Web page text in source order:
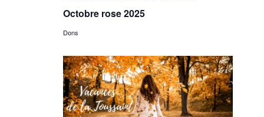
Octobre rose 2025
Dons